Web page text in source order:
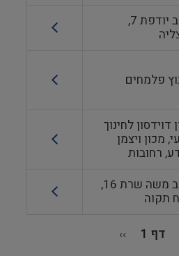
רחוב יודפת 7,
פלמחים
דוידסון לחינוך
מכון ויצמן
רחובות
רחוב משה שרת 16,
תקוה
דף 1
הדף
››